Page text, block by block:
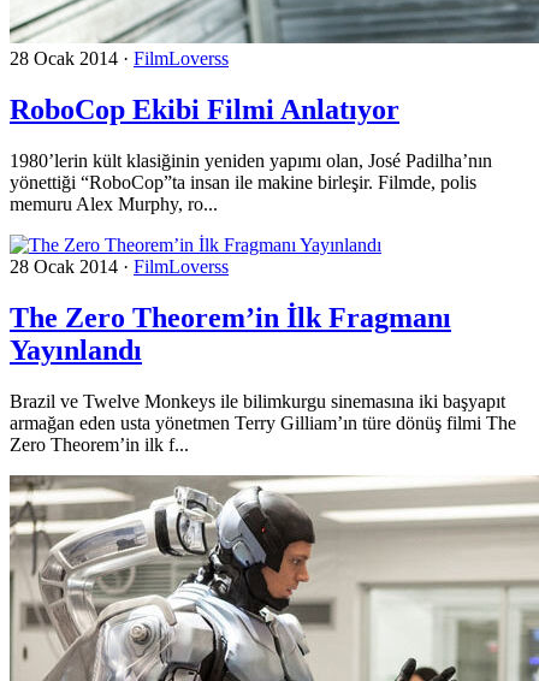
28 Ocak 2014 · FilmLoverss
RoboCop Ekibi Filmi Anlatıyor
1980’lerin kült klasiğinin yeniden yapımı olan, José Padilha’nın
yönettiği “RoboCop”ta insan ile makine birleşir. Filmde, polis
memuru Alex Murphy, ro...
28 Ocak 2014 · FilmLoverss
The Zero Theorem’in İlk Fragmanı
Yayınlandı
Brazil ve Twelve Monkeys ile bilimkurgu sinemasına iki başyapıt
armağan eden usta yönetmen Terry Gilliam’ın türe dönüş filmi The
Zero Theorem’in ilk f...